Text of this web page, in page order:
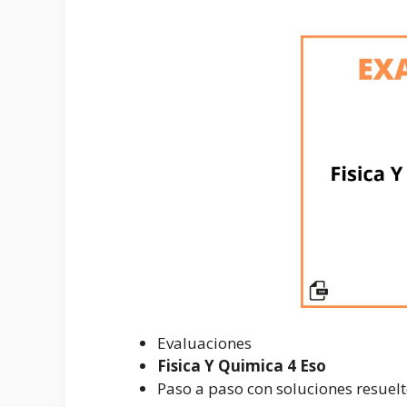
Evaluaciones
Fisica Y Quimica 4 Eso
Paso a paso con soluciones